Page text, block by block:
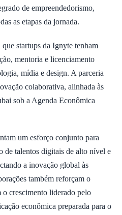
de empreendedorismo,
as etapas da jornada.
startups da Ignyte tenham
mentoria e licenciamento
mídia e design. A parceria
colaborativa, alinhada às
sob a Agenda Econômica
um esforço conjunto para
de talentos digitais de alto nível e
a inovação global às
também reforçam o
crescimento liderado pelo
econômica preparada para o